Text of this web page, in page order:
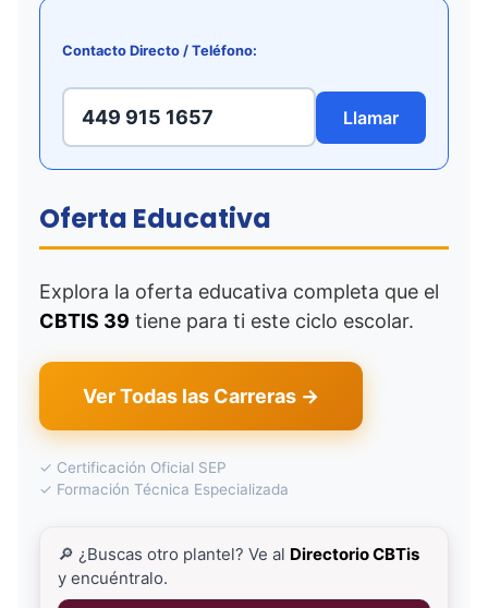
Contacto Directo / Teléfono:
449 915 1657 Llamar
Oferta Educativa
Explora la oferta educativa completa que el
CBTIS 39 tiene para ti este ciclo escolar.
Ver Todas las Carreras →
✓ Certificación Oficial SEP
✓ Formación Técnica Especializada
🔎 ¿Buscas otro plantel? Ve al Directorio CBTis
y encuéntralo.